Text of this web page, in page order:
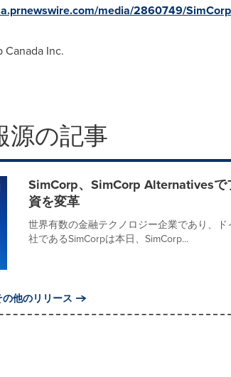
media/2860749/
Canada Inc.
源の記事
SimCorp、SimCorp Alternatives
資を変革
世界有数の金融テクノロジー企業であり、
社であるSimCorpは本日、SimCorp...
他のリリース